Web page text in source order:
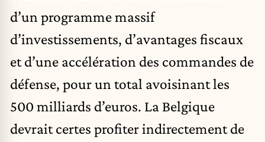
d’un programme massif
d’investissements, d’avantages fiscaux
et d’une accélération des commandes de
défense, pour un total avoisinant les
500 milliards d’euros. La Belgique
devrait certes profiter indirectement de